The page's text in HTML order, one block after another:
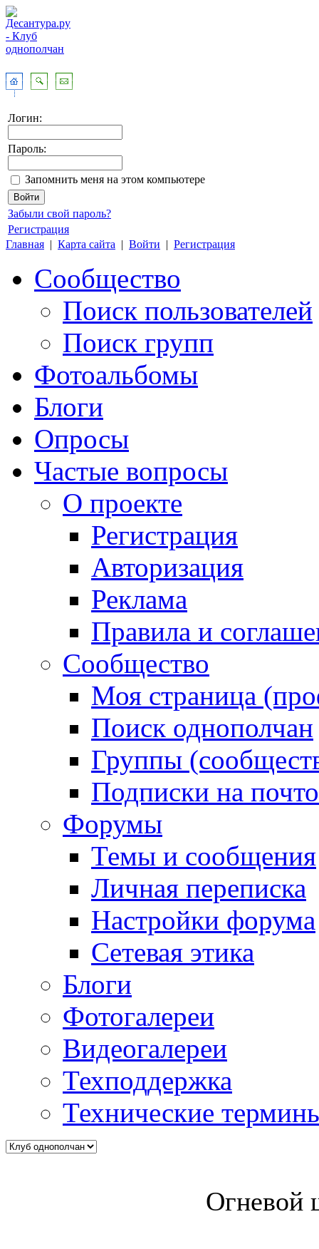
Логин:
Пароль:
Запомнить меня на этом компьютере
Забыли свой пароль?
Регистрация
Главная | Карта сайта | Войти | Регистрация
Сообщество
Поиск пользователей
Поиск групп
Фотоальбомы
Блоги
Опросы
Частые вопросы
О проекте
Регистрация
Авторизация
Реклама
Правила и
Сообщество
Моя страница
Поиск однополчан
Группы
Подписки на
Форумы
Темы и сообщения
Личная переписка
Настройки форума
Сетевая этика
Блоги
Фотогалереи
Видеогалереи
Техподдержка
Технические
Огневой